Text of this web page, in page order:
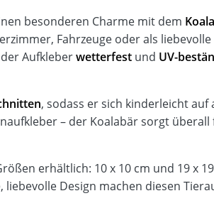
besonderen Charme mit dem
Fahrzeuge oder als
Aufkleberwetterfest und UV-
, sodass er sich kinderleicht auf
– der Koalabär sorgt
erhältlich: 10 x 10 cm und 19 x
Design machen diesen